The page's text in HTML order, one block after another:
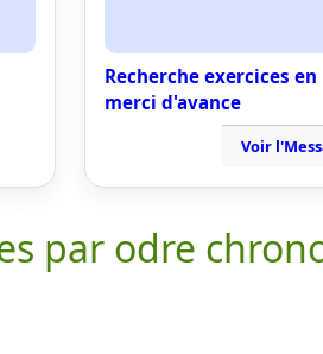
Recherche exercices
merci d'avance
Voir
par odre